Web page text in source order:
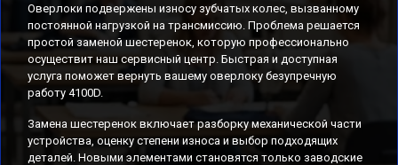
Оверлоки подвержены износу зубчатых колес, вызванному
постоянной нагрузкой на трансмиссию. Проблема решается
простой заменой шестеренок, которую профессионально
осуществит наш сервисный центр. Быстрая и доступная
услуга поможет вернуть вашему оверлоку безупречную
работу 4100D.
Замена шестеренок включает разборку механической части
устройства, оценку степени износа и выбор подходящих
деталей. Новыми элементами становятся только заводские